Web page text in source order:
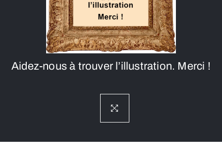
Aidez-nous à trouver l’illustration. Merci !